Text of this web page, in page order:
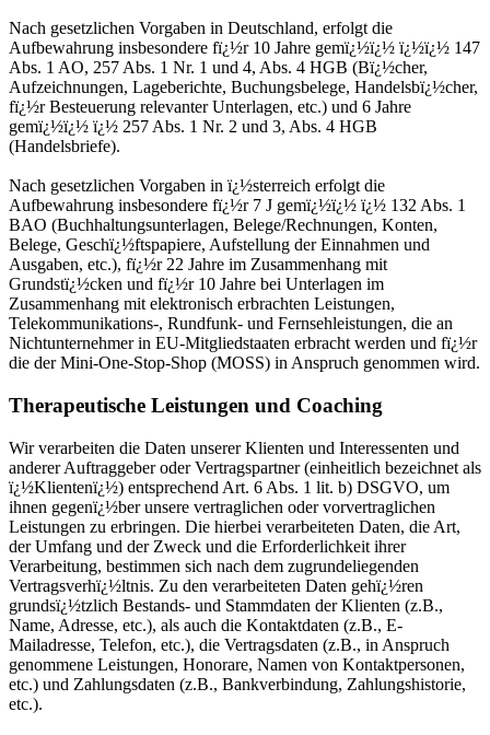
Nach gesetzlichen Vorgaben in Deutschland, erfolgt die
Aufbewahrung insbesondere fï¿½r 10 Jahre gemï¿½ï¿½ ï¿½ï¿½ 147
Abs. 1 AO, 257 Abs. 1 Nr. 1 und 4, Abs. 4 HGB (Bï¿½cher,
Aufzeichnungen, Lageberichte, Buchungsbelege, Handelsbï¿½cher,
fï¿½r Besteuerung relevanter Unterlagen, etc.) und 6 Jahre
gemï¿½ï¿½ ï¿½ 257 Abs. 1 Nr. 2 und 3, Abs. 4 HGB
(Handelsbriefe).
Nach gesetzlichen Vorgaben in ï¿½sterreich erfolgt die
Aufbewahrung insbesondere fï¿½r 7 J gemï¿½ï¿½ ï¿½ 132 Abs. 1
BAO (Buchhaltungsunterlagen, Belege/Rechnungen, Konten,
Belege, Geschï¿½ftspapiere, Aufstellung der Einnahmen und
Ausgaben, etc.), fï¿½r 22 Jahre im Zusammenhang mit
Grundstï¿½cken und fï¿½r 10 Jahre bei Unterlagen im
Zusammenhang mit elektronisch erbrachten Leistungen,
Telekommunikations-, Rundfunk- und Fernsehleistungen, die an
Nichtunternehmer in EU-Mitgliedstaaten erbracht werden und fï¿½r
die der Mini-One-Stop-Shop (MOSS) in Anspruch genommen wird.
Therapeutische Leistungen und Coaching
Wir verarbeiten die Daten unserer Klienten und Interessenten und
anderer Auftraggeber oder Vertragspartner (einheitlich bezeichnet als
ï¿½Klientenï¿½) entsprechend Art. 6 Abs. 1 lit. b) DSGVO, um
ihnen gegenï¿½ber unsere vertraglichen oder vorvertraglichen
Leistungen zu erbringen. Die hierbei verarbeiteten Daten, die Art,
der Umfang und der Zweck und die Erforderlichkeit ihrer
Verarbeitung, bestimmen sich nach dem zugrundeliegenden
Vertragsverhï¿½ltnis. Zu den verarbeiteten Daten gehï¿½ren
grundsï¿½tzlich Bestands- und Stammdaten der Klienten (z.B.,
Name, Adresse, etc.), als auch die Kontaktdaten (z.B., E-
Mailadresse, Telefon, etc.), die Vertragsdaten (z.B., in Anspruch
genommene Leistungen, Honorare, Namen von Kontaktpersonen,
etc.) und Zahlungsdaten (z.B., Bankverbindung, Zahlungshistorie,
etc.).